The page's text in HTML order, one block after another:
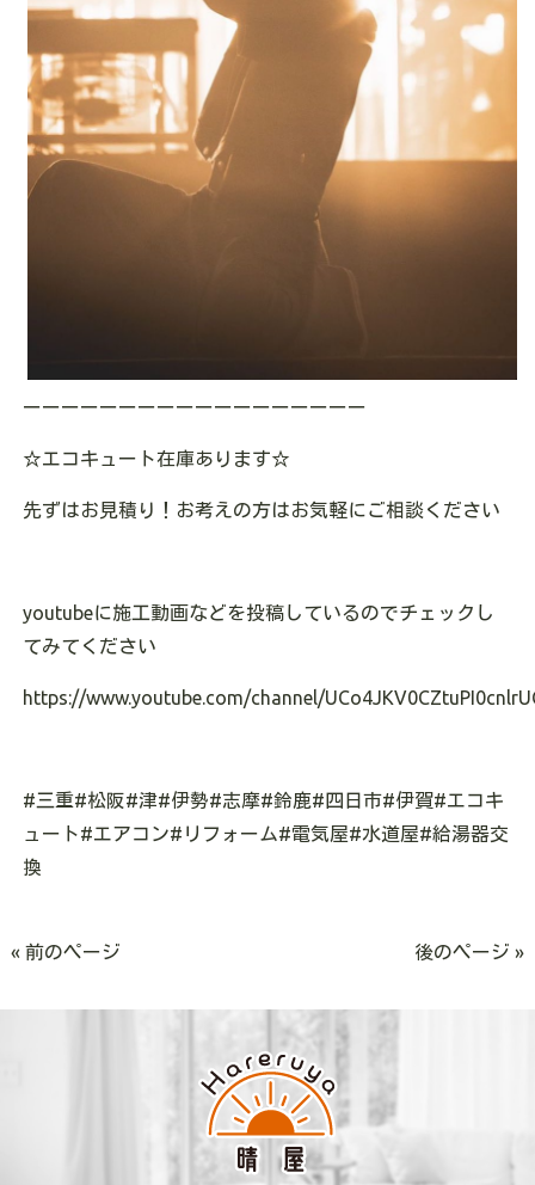
ーーーーーーーーーーーーーーーーーー
☆エコキュート在庫あります☆
先ずはお見積り！お考えの方はお気軽にご相談ください
youtubeに施工動画などを投稿しているのでチェックし
てみてください
https://www.youtube.com/channel/
#三重#松阪#津#伊勢#志摩#鈴鹿#四日市#伊賀#エコキ
ュート#エアコン#リフォーム#電気屋#水道屋#給湯器交
換
« 前のページ 後のページ »